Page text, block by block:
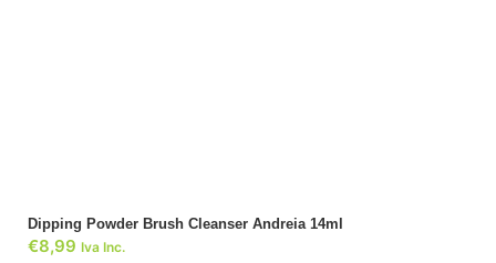
Dipping Powder Brush Cleanser Andreia 14ml
€8,99 Iva Inc.